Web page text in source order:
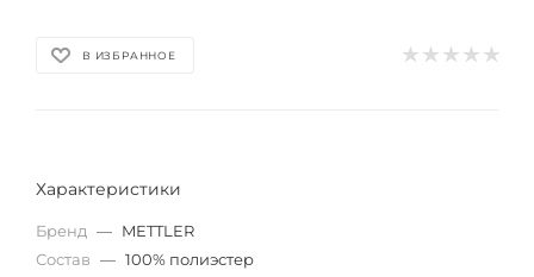
В ИЗБРАННОЕ
Характеристики
Бренд — METTLER
Состав — 100% полиэстер